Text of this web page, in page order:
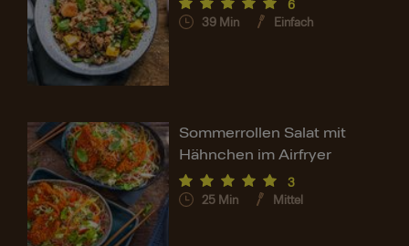
6
39 Min Einfach
Sommerrollen Salat mit
Hähnchen im Airfryer
3
25 Min Mittel